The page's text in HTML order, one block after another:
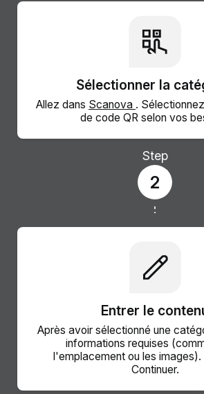
Sélectionner la
Allez dans Scanova .
de code QR selon vos
Step
2
Entrer le
Après avoir sélectionné une
informations requises
l'emplacement ou les images).
Continuer.